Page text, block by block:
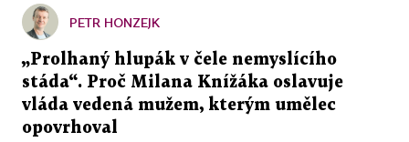
PETR HONZEJK
„Prolhaný hlupák v čele nemyslícího
stáda“. Proč Milana Knížáka oslavuje
vláda vedená mužem, kterým umělec
opovrhoval